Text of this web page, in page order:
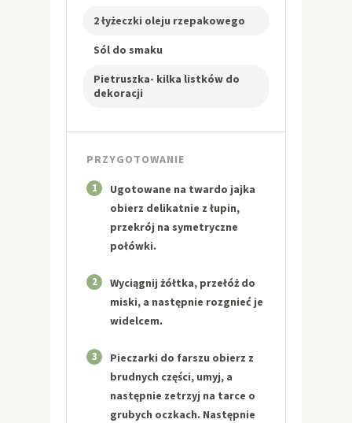
2 łyżeczki oleju rzepakowego
Sól do smaku
Pietruszka- kilka listków do
dekoracji
PRZYGOTOWANIE
1
Ugotowane na twardo jajka
obierz delikatnie z łupin,
przekrój na symetryczne
połówki.
2
Wyciągnij żółtka, przełóż do
miski, a następnie rozgnieć je
widelcem.
3
Pieczarki do farszu obierz z
brudnych części, umyj, a
następnie zetrzyj na tarce o
grubych oczkach. Następnie